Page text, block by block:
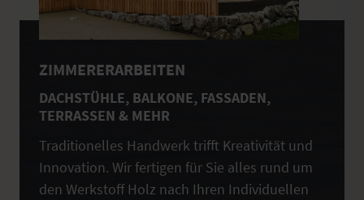
ZIMMERERARBEITEN
DACHSTÜHLE, BALKONE, FASSADEN,
TERRASSEN & MEHR
Traditionelles Handwerk trifft Kreativität und
Innovation. Wir fertigen für Sie alles rund um
den Werkstoff Holz nach Ihren Individuellen